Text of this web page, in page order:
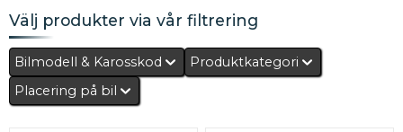
Välj produkter via vår filtrering
Bilmodell & Karosskod
Produktkategori
Placering på bil